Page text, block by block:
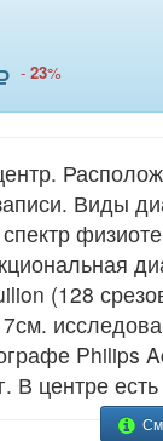
- 23%
Виды
(128
Philips
В центре